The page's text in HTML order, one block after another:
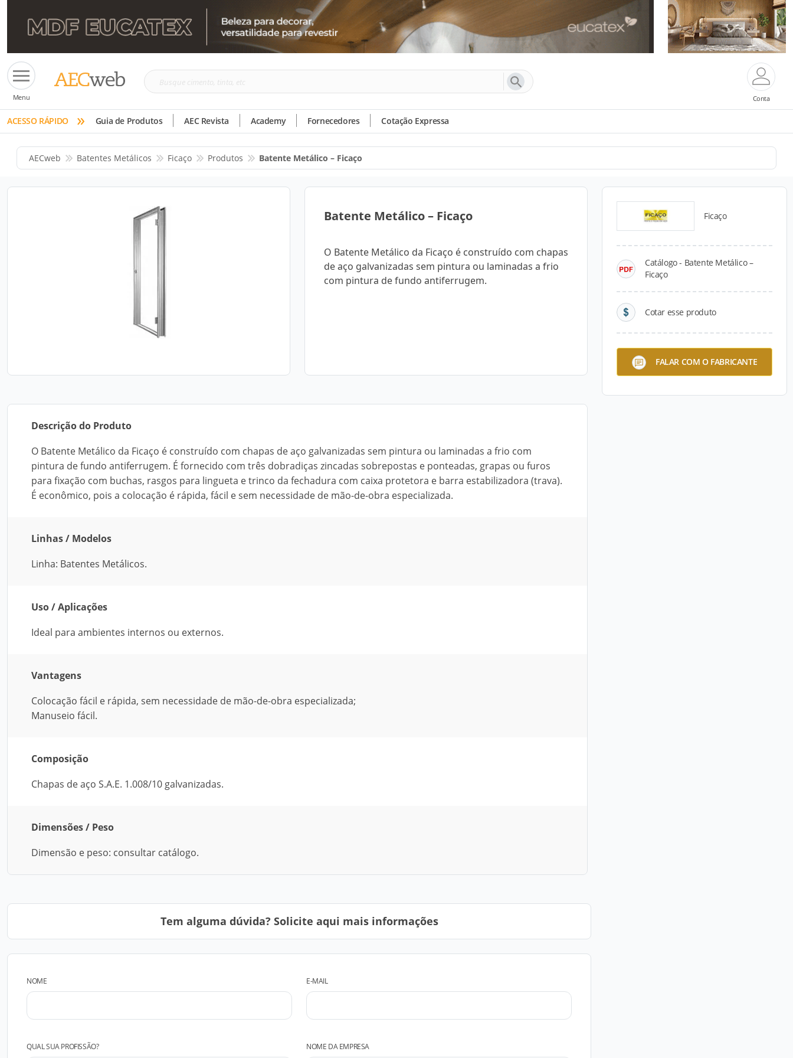
Menu
Busque
tinta,
etc
Conta
ACESSO RÁPIDO » Guia de Produtos AEC Revista Academy Fornecedores Cotação Expressa
AECweb Batentes Metálicos Ficaço Produtos Batente Metálico – Ficaço
Batente Metálico – Ficaço
O Batente Metálico da Ficaço é construído com chapas
de aço galvanizadas sem pintura ou laminadas a frio
com pintura de fundo antiferrugem.
Ficaço
Catálogo - Batente Metálico –
Ficaço
Cotar esse produto
FALAR COM O FABRICANTE
Descrição do Produto
O Batente Metálico da Ficaço é construído com chapas de aço galvanizadas sem pintura ou laminadas a frio com
pintura de fundo antiferrugem. É fornecido com três dobradiças zincadas sobrepostas e ponteadas, grapas ou furos
para fixação com buchas, rasgos para lingueta e trinco da fechadura com caixa protetora e barra estabilizadora (trava).
É econômico, pois a colocação é rápida, fácil e sem necessidade de mão-de-obra especializada.
Linhas / Modelos
Linha: Batentes Metálicos.
Uso / Aplicações
Ideal para ambientes internos ou externos.
Vantagens
Colocação fácil e rápida, sem necessidade de mão-de-obra especializada;
Manuseio fácil.
Composição
Chapas de aço S.A.E. 1.008/10 galvanizadas.
Dimensões / Peso
Dimensão e peso: consultar catálogo.
Tem alguma dúvida? Solicite aqui mais informações
NOME E-MAIL
QUAL SUA PROFISSÃO? NOME DA EMPRESA